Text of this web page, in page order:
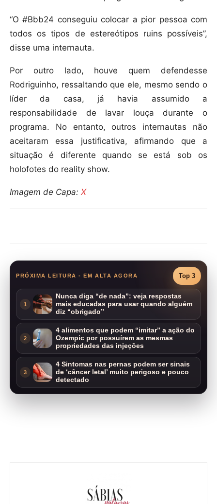
“O #Bbb24 conseguiu colocar a pior pessoa com
todos os tipos de estereótipos ruins possíveis”,
disse uma internauta.
Por outro lado, houve quem defendesse
Rodriguinho, ressaltando que ele, mesmo sendo o
líder da casa, já havia assumido a
responsabilidade de lavar louça durante o
programa. No entanto, outros internautas não
aceitaram essa justificativa, afirmando que a
situação é diferente quando se está sob os
holofotes do reality show.
Imagem de Capa: X
PRÓXIMA LEITURA - EM ALTA AGORA Top 3
1
Nunca diga “de nada”: veja respostas
mais educadas para usar quando alguém
diz “obrigado”
2
4 alimentos que podem “imitar” a ação do
Ozempic por possuírem as mesmas
propriedades das injeções
3
4 Sintomas nas pernas podem ser sinais
de ‘câncer letal’ muito perigoso e pouco
detectado